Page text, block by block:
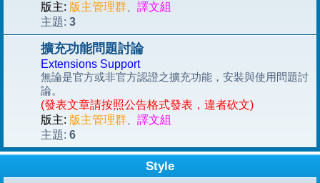
版主: 版主管理群
譯文組
主題: 3
擴充功能問題討論
Extensions Support
無論是官方或非官方認證之擴充功能，安裝與使用問題討
論。
(發表文章請按照公告格式發表，違者砍文)
版主: 版主管理群
譯文組
主題: 6
Style